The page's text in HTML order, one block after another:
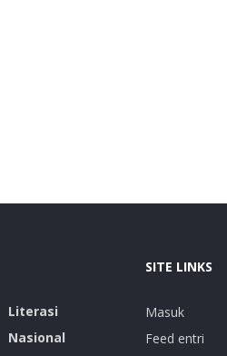
Literasi
Nasional
SITE LINKS
Masuk
Feed entri